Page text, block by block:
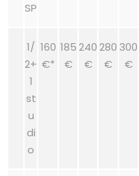
SP
1/
2+
1
st
u
di
o
160
€*
185
€
240
€
280
€
300
€